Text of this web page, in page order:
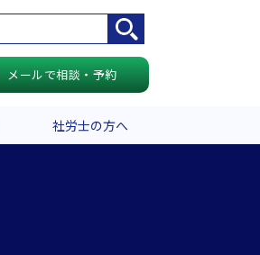
メールで相談・予約
社労士の方へ